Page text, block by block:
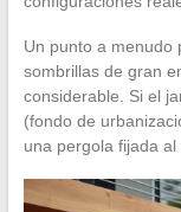
Un punto a menudo
sombrillas de gran
considerable. Si el
(fondo de
una pergola fijada al